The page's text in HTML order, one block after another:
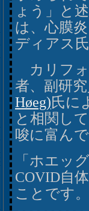
ょう」と
は、心膜
ディアス
カリフォ
者、副研
Høeg)氏に
と相関し
唆に富ん
「ホエッ
COVID自
ことです。